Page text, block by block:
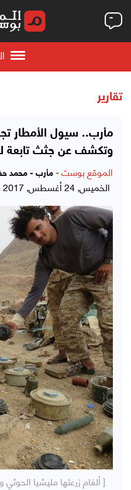
تقارير
مأرب.. سيول الأمطار
وتكشف عن جثث تابعة
الموقع بوست- مأرب - محمد
الخميس, 24 أغسطس, 2017 - 09:26 مساءً
[ ألغام زرعتها مليشيا